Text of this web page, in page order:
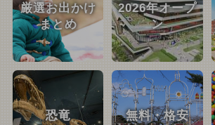
厳選お出かけ
まとめ
2026年オープ
ン
恐竜 無料・格安